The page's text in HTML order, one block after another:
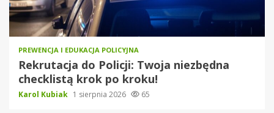
PREWENCJA I EDUKACJA POLICYJNA
Rekrutacja do Policji: Twoja niezbędna
checklistą krok po kroku!
Karol Kubiak 1 sierpnia 2026 65